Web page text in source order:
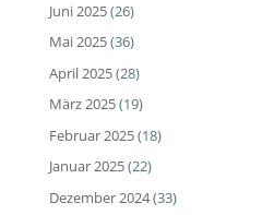
Juni 2025(26)
Mai 2025(36)
April 2025(28)
März 2025(19)
Februar 2025(18)
Januar 2025(22)
Dezember 2024(33)